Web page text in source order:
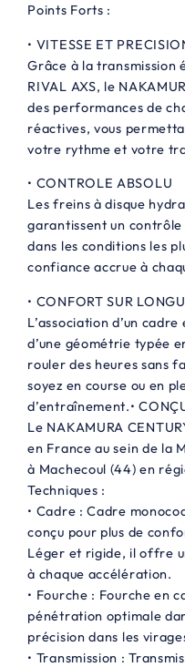
Points Forts :
• VITESSE ET
Grâce à la transmission
RIVAL AXS, le
des performances de
réactives, vous
votre rythme et votre
• CONTROLE ABSOLU
Les freins à disque
garantissent un
dans les conditions les
confiance accrue à
• CONFORT SUR
L’association d’un
d’une géométrie typée
rouler des heures sans
soyez en course ou en
d’entraînement.•
Le NAKAMURA
en France au sein de la
à Machecoul (44) en
Techniques :
• Cadre : Cadre
conçu pour plus de
Léger et rigide, il offre
à chaque accélération.
• Fourche : Fourche en
pénétration optimale
précision dans les
• Transmission :